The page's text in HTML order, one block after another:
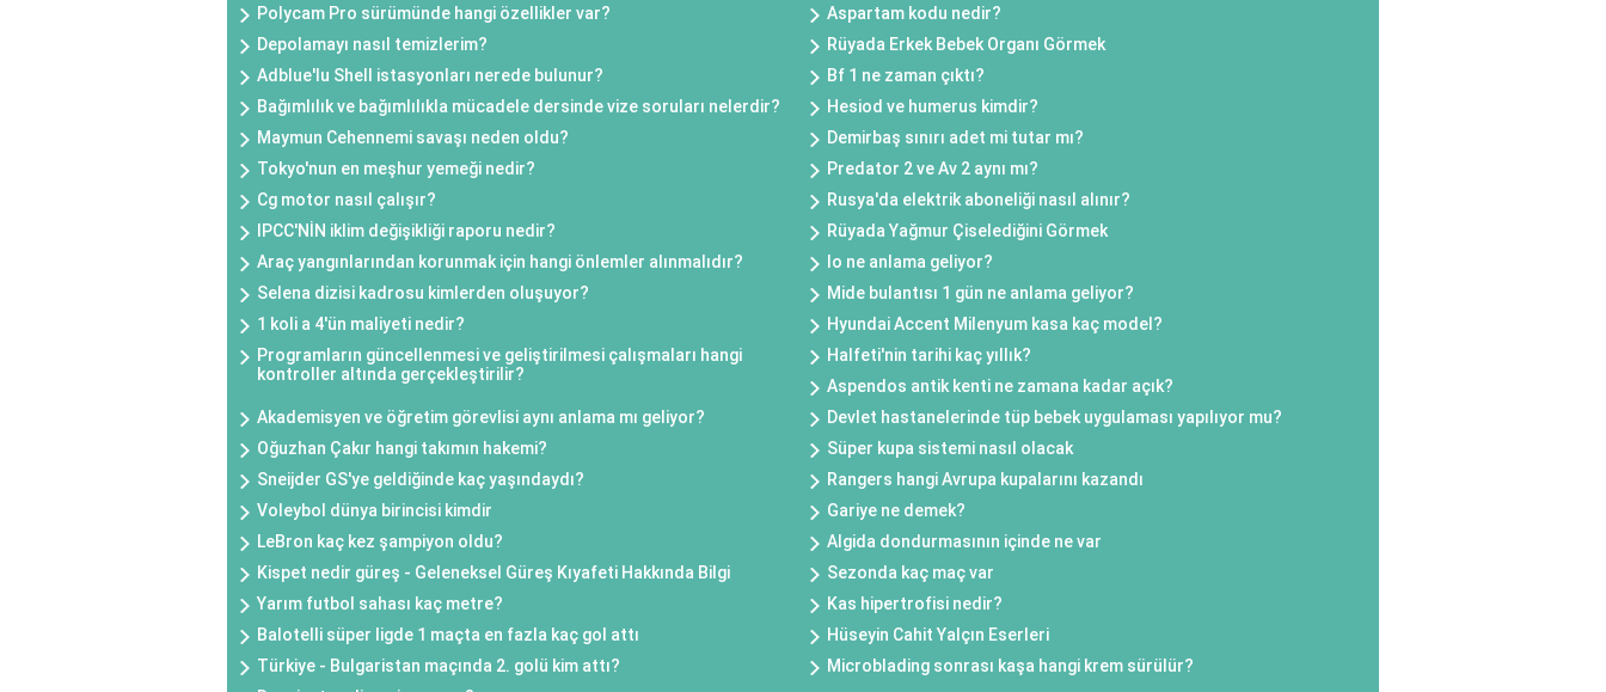
Polycam Pro sürümünde hangi özellikler var?
Aspartam kodu nedir?
Depolamayı nasıl temizlerim?
Rüyada Erkek Bebek Organı Görmek
Adblue'lu Shell istasyonları nerede bulunur?
Bf 1 ne zaman çıktı?
Bağımlılık ve bağımlılıkla mücadele dersinde vize soruları nelerdir?
Hesiod ve humerus kimdir?
Maymun Cehennemi savaşı neden oldu?
Demirbaş sınırı adet mi tutar mı?
Tokyo'nun en meşhur yemeği nedir?
Predator 2 ve Av 2 aynı mı?
Cg motor nasıl çalışır?
Rusya'da elektrik aboneliği nasıl alınır?
IPCC'NİN iklim değişikliği raporu nedir?
Rüyada Yağmur Çiselediğini Görmek
Araç yangınlarından korunmak için hangi önlemler alınmalıdır?
Io ne anlama geliyor?
Selena dizisi kadrosu kimlerden oluşuyor?
Mide bulantısı 1 gün ne anlama geliyor?
1 koli a 4'ün maliyeti nedir?
Hyundai Accent Milenyum kasa kaç model?
Programların güncellenmesi ve geliştirilmesi çalışmaları hangi
kontroller altında gerçekleştirilir?
Halfeti'nin tarihi kaç yıllık?
Aspendos antik kenti ne zamana kadar açık?
Akademisyen ve öğretim görevlisi aynı anlama mı geliyor?
Devlet hastanelerinde tüp bebek uygulaması yapılıyor mu?
Oğuzhan Çakır hangi takımın hakemi?
Süper kupa sistemi nasıl olacak
Sneijder GS'ye geldiğinde kaç yaşındaydı?
Rangers hangi Avrupa kupalarını kazandı
Voleybol dünya birincisi kimdir
Gariye ne demek?
LeBron kaç kez şampiyon oldu?
Algida dondurmasının içinde ne var
Kispet nedir güreş - Geleneksel Güreş Kıyafeti Hakkında Bilgi
Sezonda kaç maç var
Yarım futbol sahası kaç metre?
Kas hipertrofisi nedir?
Balotelli süper ligde 1 maçta en fazla kaç gol attı
Hüseyin Cahit Yalçın Eserleri
Türkiye - Bulgaristan maçında 2. golü kim attı?
Microblading sonrası kaşa hangi krem sürülür?